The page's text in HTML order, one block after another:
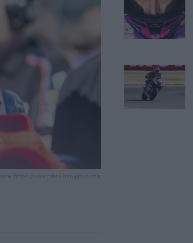
Fonte: https://www.press.bmwgroup.com